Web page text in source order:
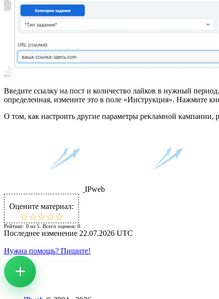
Введите ссылку на пост и количество лайков в нужный
определенная, измените это в поле «Инструкция». Нажмите
О том, как настроить другие параметры рекламной кампании,
IPweb
Оцените материал:
☆☆☆☆☆
★★★★★
Рейтинг: 0 из 5 . Всего оценок: 0
Последнее изменение 22.07.2026 UTC
Нужна помощь? Пишите!